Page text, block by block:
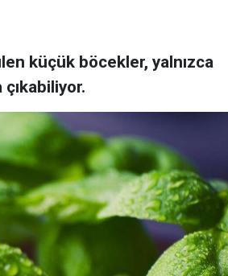
küçük böcekler, yalnızca